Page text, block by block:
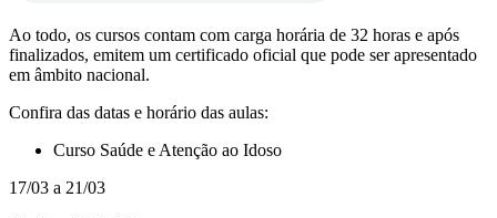
Ao todo, os cursos contam com carga horária de 32 horas e após
finalizados, emitem um certificado oficial que pode ser apresentado
em âmbito nacional.
Confira das datas e horário das aulas:
Curso Saúde e Atenção ao Idoso
17/03 a 21/03